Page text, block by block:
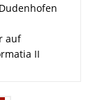
auf
II